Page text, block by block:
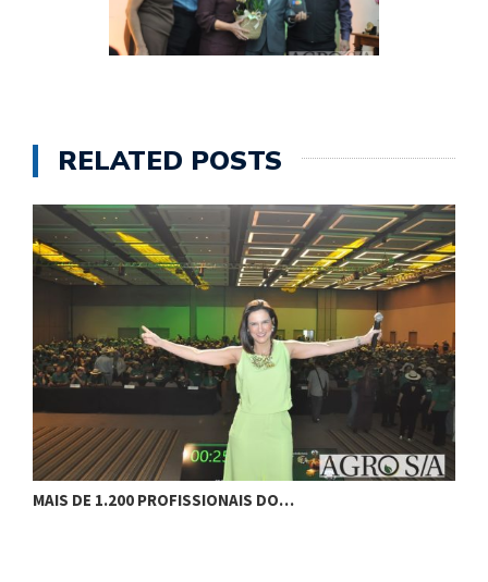
RELATED POSTS
MAIS DE 1.200 PROFISSIONAIS DO…